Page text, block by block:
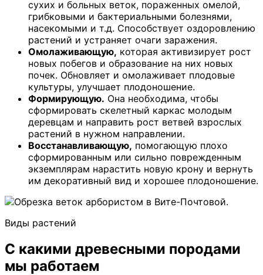
сухих и больных веток, пораженных омелой,
грибковыми и бактериальными болезнями,
насекомыми и т.д. Способствует оздоровлению
растений и устраняет очаги заражения.
Омолаживающую, которая активизирует рост
новых побегов и образование на них новых
почек. Обновляет и омолаживает плодовые
культуры, улучшает плодоношение.
Формирующую. Она необходима, чтобы
сформировать скелетный каркас молодым
деревцам и направить рост ветвей взрослых
растений в нужном направлении.
Восстанавливающую, помогающую плохо
сформированным или сильно поврежденным
экземплярам нарастить новую крону и вернуть
им декоративный вид и хорошее плодоношение.
Виды растений
С какими древесными породами
мы работаем